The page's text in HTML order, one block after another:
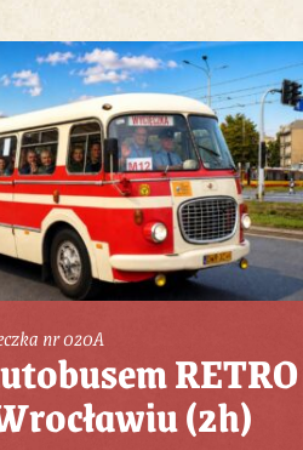
nr 020A
RETRO
(2h)